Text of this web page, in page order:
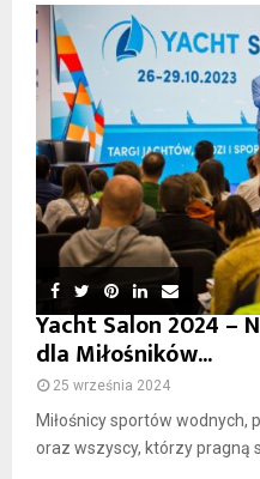
Yacht Salon 2024 –
dla Miłośników...
25 września 2024
Miłośnicy sportów wodnych,
oraz wszyscy, którzy pragną